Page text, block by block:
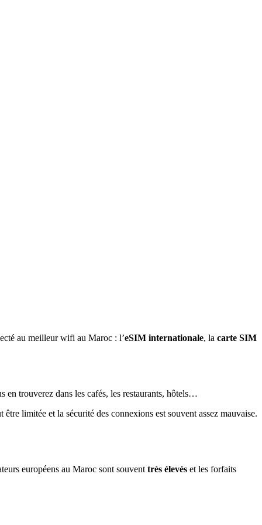
au meilleur wifi au Maroc : l’eSIM internationale, la carte SIM
en trouverez dans les cafés, les restaurants, hôtels…
limitée et la sécurité des connexions est souvent assez mauvaise.
européens au Maroc sont souvent très élevés et les forfaits